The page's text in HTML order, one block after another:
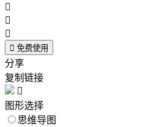



 免费使用
分享
复制链接

图形选择
思维导图